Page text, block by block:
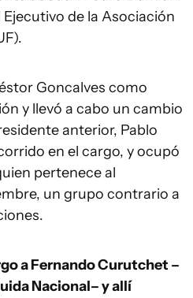
de la Asociación
Goncalves como
y llevó a cabo un cambio
anterior, Pablo
en el cargo, y ocupó
pertenece al
un grupo contrario a
a Fernando Curutchet –
Nacional– y allí